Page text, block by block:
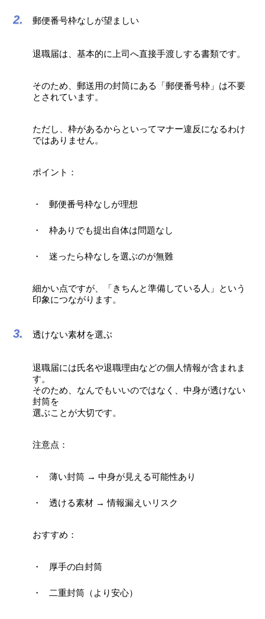
郵便番号枠なしが望ましい
退職届は、基本的に上司へ直接手渡しする書類です。
そのため、郵送用の封筒にある「郵便番号枠」は不要
とされています。
ただし、枠があるからといってマナー違反になるわけ
ではありません。
ポイント：
郵便番号枠なしが理想
枠ありでも提出自体は問題なし
迷ったら枠なしを選ぶのが無難
細かい点ですが、「きちんと準備している人」という
印象につながります。
透けない素材を選ぶ
退職届には氏名や退職理由などの個人情報が含まれま
す。
そのため、なんでもいいのではなく、中身が透けない
封筒を
選ぶことが大切です。
注意点：
薄い封筒 → 中身が見える可能性あり
透ける素材 → 情報漏えいリスク
おすすめ：
厚手の白封筒
二重封筒（より安心）